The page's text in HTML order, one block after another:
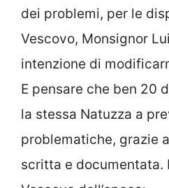
dei problemi, per le
Vescovo, Monsignor
intenzione di
E pensare che ben 20
la stessa Natuzza a
problematiche, grazie
scritta e documentata.